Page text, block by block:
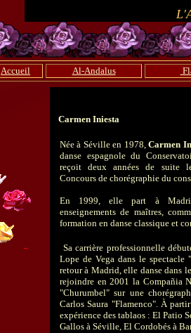
Accueil Al-Andalus
Carmen Iniesta
Née à Séville en 1978,Carmen
danse espagnole du
reçoit deux années de suite
Concours de chorégraphie du
En 1999, elle part à
enseignements de maîtres,
formation en danse classique et
Sa carrière professionnelle
Lope de Vega dans le spectacle
retour à Madrid, elle danse dans
rejoindre en 2001 la Compañia
"Churumbel" sur une
Carlos Saura "Flamenco". À
expérience des tablaos : El Patio
Gallos à Séville, El Cordobés à